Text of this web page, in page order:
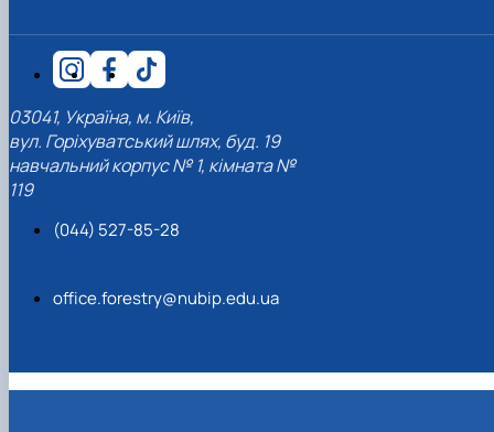
03041, Україна, м. Київ,
вул. Горіхуватський шлях, буд. 19
навчальний корпус № 1, кімната №
119
(044) 527-85-28
office.forestry@nubip.edu.ua